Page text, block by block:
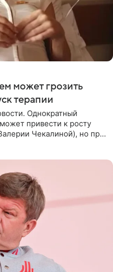
может грозить
терапии
Однократный
привести к росту
Чекалиной), но при